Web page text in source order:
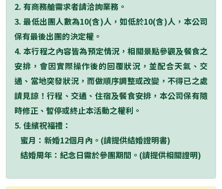
2. 有商務艙需求者請洽詢業務。
3.最低出團人數為10(含)人，如低於10(含)人，本公司
保有最後出團的決定權。
4.本行程之內容皆為預定情況，相關景點參觀及餐食之
安排，會因實際操作後的回覆狀況，並配合天氣、交
通、當地突發狀況，而做順序調整或改變，不得已之處
請見諒！行程、交通、住宿及餐食安排，本公司保有隨
時修正、暫停或終止本活動之權利。
5. 佳繽祝福禮：
蜜月：新婚12個月內。 (請提供結婚證明書)
結婚周年：紀念日需於參團期間。 (請提供相關證明)